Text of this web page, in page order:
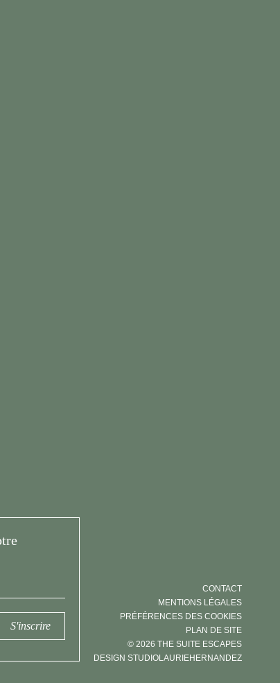
S'inscrire
CONTACT
MENTIONS LÉGALES
PRÉFÉRENCES DES COOKIES
PLAN DE SITE
© 2026 THE SUITE ESCAPES
DESIGN STUDIOLAURIEHERNANDEZ